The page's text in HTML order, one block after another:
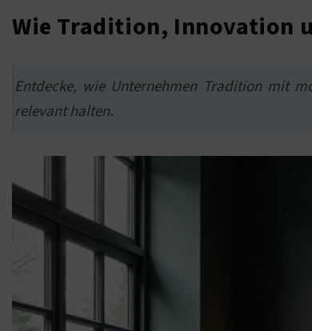
Wie Tradition, Innovation
Entdecke, wie Unternehmen Tradition mit
relevant halten.